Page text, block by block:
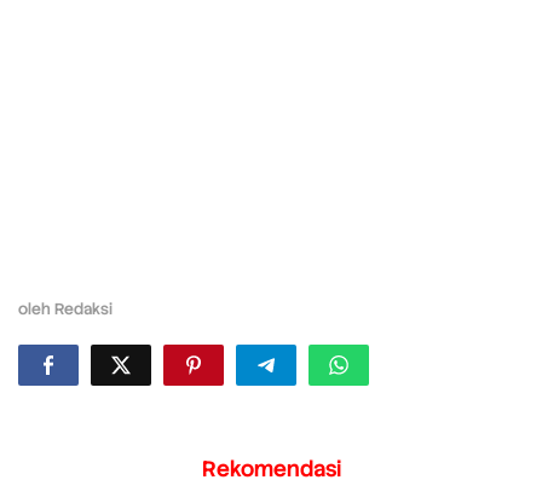
oleh Redaksi
Rekomendasi